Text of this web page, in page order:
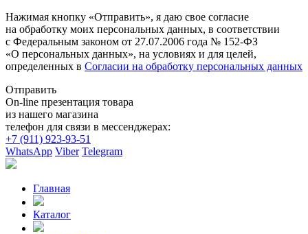
Нажимая кнопку «Отправить», я даю свое согласие
на обработку моих персональных данных, в соответствии
с Федеральным законом от 27.07.2006 года № 152-ФЗ
«О персональных данных», на условиях и для целей,
определенных в Согласии на обработку персональных данных
Отправить
On-line презентация товара
из нашего магазина
телефон для связи в мессенджерах:
+7 (911) 923-93-51
WhatsApp Viber Telegram
Главная
Каталог